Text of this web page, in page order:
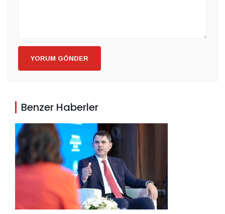
YORUM GÖNDER
Benzer Haberler